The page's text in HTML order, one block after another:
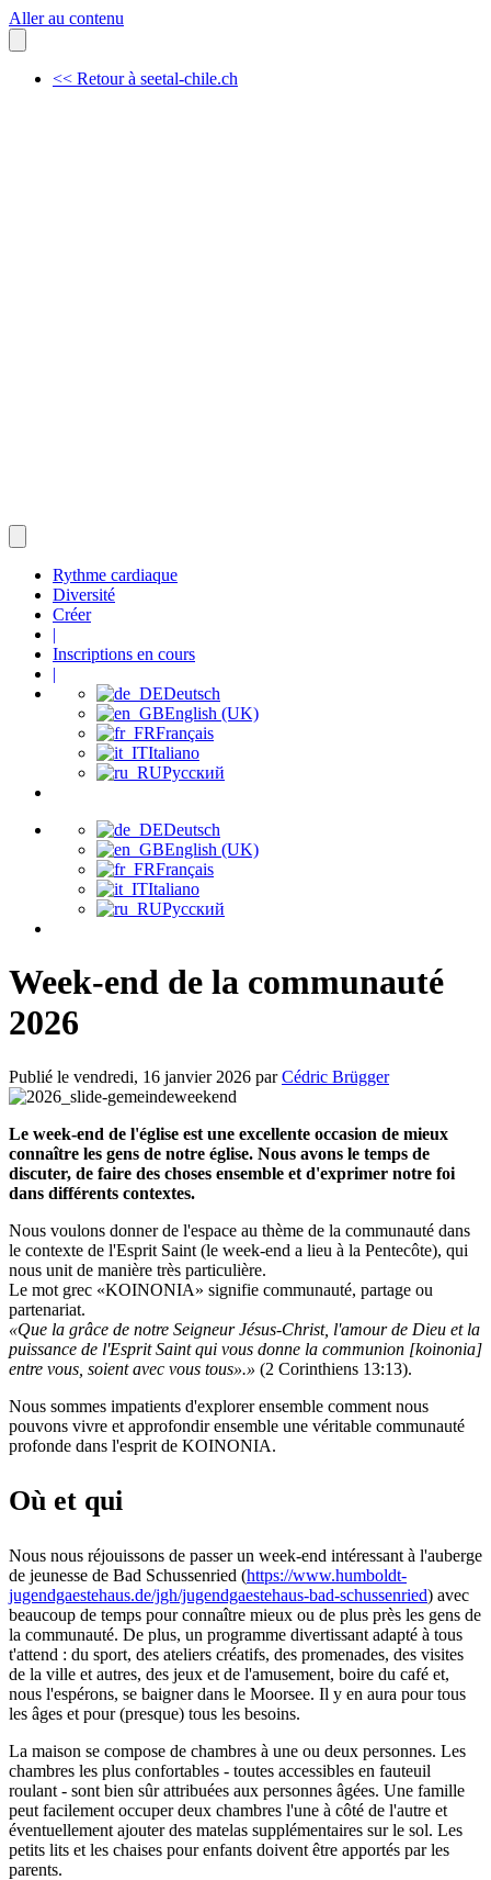
Aller au contenu
<< Retour à seetal-chile.ch
Rythme cardiaque
Diversité
Créer
|
Inscriptions en cours
|
Deutsch
English (UK)
Français
Italiano
Русский
Deutsch
English (UK)
Français
Italiano
Русский
Week-end de la communauté
2026
Publié le vendredi, 16 janvier 2026 parCédric Brügger
Le week-end de l'église est une excellente occasion de mieux
connaître les gens de notre église. Nous avons le temps de
discuter, de faire des choses ensemble et d'exprimer notre foi
dans différents contextes.
Nous voulons donner de l'espace au thème de la communauté dans
le contexte de l'Esprit Saint (le week-end a lieu à la Pentecôte), qui
nous unit de manière très particulière.
Le mot grec «KOINONIA» signifie communauté, partage ou
partenariat.
«Que la grâce de notre Seigneur Jésus-Christ, l'amour de Dieu et la
puissance de l'Esprit Saint qui vous donne la communion [koinonia]
entre vous, soient avec vous tous».» (2 Corinthiens 13:13).
Nous sommes impatients d'explorer ensemble comment nous
pouvons vivre et approfondir ensemble une véritable communauté
profonde dans l'esprit de KOINONIA.
Où et qui
Nous nous réjouissons de passer un week-end intéressant à l'auberge
de jeunesse de Bad Schussenried (https://www.humboldt-
jugendgaestehaus.de/jgh/jugendgaestehaus-bad-schussenried) avec
beaucoup de temps pour connaître mieux ou de plus près les gens de
la communauté. De plus, un programme divertissant adapté à tous
t'attend : du sport, des ateliers créatifs, des promenades, des visites
de la ville et autres, des jeux et de l'amusement, boire du café et,
nous l'espérons, se baigner dans le Moorsee. Il y en aura pour tous
les âges et pour (presque) tous les besoins.
La maison se compose de chambres à une ou deux personnes. Les
chambres les plus confortables - toutes accessibles en fauteuil
roulant - sont bien sûr attribuées aux personnes âgées. Une famille
peut facilement occuper deux chambres l'une à côté de l'autre et
éventuellement ajouter des matelas supplémentaires sur le sol. Les
petits lits et les chaises pour enfants doivent être apportés par les
parents.